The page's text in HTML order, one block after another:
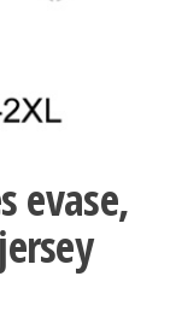
evase,